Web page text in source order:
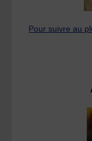
Pour suivre au